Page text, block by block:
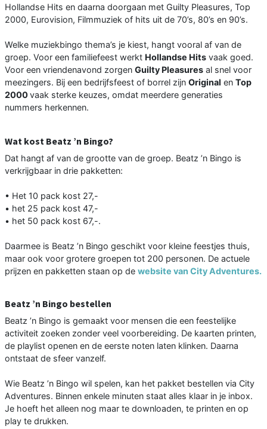
Hollandse Hits en daarna doorgaan met Guilty Pleasures, Top
2000, Eurovision, Filmmuziek of hits uit de 70’s, 80’s en 90’s.
Welke muziekbingo thema’s je kiest, hangt vooral af van de
groep. Voor een familiefeest werkt Hollandse Hits vaak goed.
Voor een vriendenavond zorgen Guilty Pleasures al snel voor
meezingers. Bij een bedrijfsfeest of borrel zijn Original en Top
2000vaak sterke keuzes, omdat meerdere generaties
nummers herkennen.
Wat kost Beatz ’n Bingo?
Dat hangt af van de grootte van de groep. Beatz ’n Bingo is
verkrijgbaar in drie pakketten:
• Het 10 pack kost 27,-
• het 25 pack kost 47,-
• het 50 pack kost 67,-.
Daarmee is Beatz ’n Bingo geschikt voor kleine feestjes thuis,
maar ook voor grotere groepen tot 200 personen. De actuele
prijzen en pakketten staan op de website van City Adventures.
Beatz ’n Bingo bestellen
Beatz ’n Bingo is gemaakt voor mensen die een feestelijke
activiteit zoeken zonder veel voorbereiding. De kaarten printen,
de playlist openen en de eerste noten laten klinken. Daarna
ontstaat de sfeer vanzelf.
Wie Beatz ’n Bingo wil spelen, kan het pakket bestellen via City
Adventures. Binnen enkele minuten staat alles klaar in je inbox.
Je hoeft het alleen nog maar te downloaden, te printen en op
play te drukken.